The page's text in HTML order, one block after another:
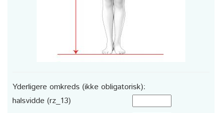
Yderligere omkreds (ikke obligatorisk):
halsvidde (rz_13)